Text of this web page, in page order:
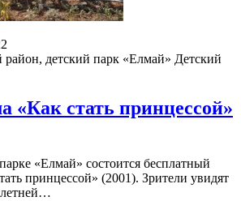
район, детский парк «Елмай» Детский
«Как стать принцессой»
«Елмай» состоится бесплатный
принцессой» (2001). Зрители увидят